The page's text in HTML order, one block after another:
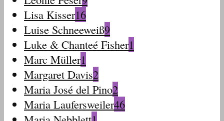
Lisa Kisser16
Luise Schneeweiß9
Luke & Chanteé Fisher1
Marc Müller1
Margaret Davis2
Maria José del Pino2
Maria Laufersweiler46